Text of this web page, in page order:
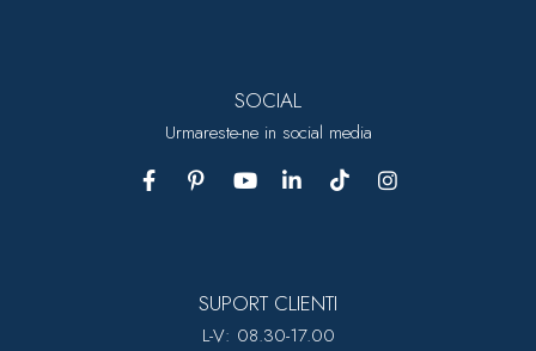
SOCIAL
Urmareste-ne in social media
SUPORT CLIENTI
L-V: 08.30-17.00